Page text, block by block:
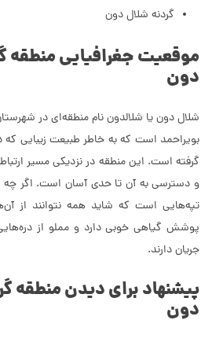
گردنه شلال دون
موقعیت جغرافیایی منطقه
دون
شلال دون یا شلالدون نام منطقه‌ای در
بویراحمد است که به خاطر طبیعت زیبایی که
گرفته است. این منطقه در نزدیکی مسیر
و دسترسی به آن تا حدی آسان است. اگر چه
تپه‌هایی است که شاید همه نتوانند از
پوشش گیاهی خوبی دارد و مملو از
جریان دارند.
پیشنهاد برای دیدن منطقه
دون